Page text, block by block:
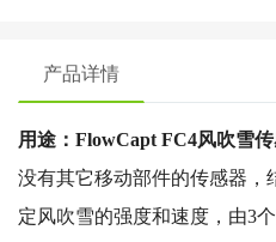
产品详情
用途：FlowCapt FC4风吹雪
没有其它移动部件的传感器，
定风吹雪的强度和速度，由3